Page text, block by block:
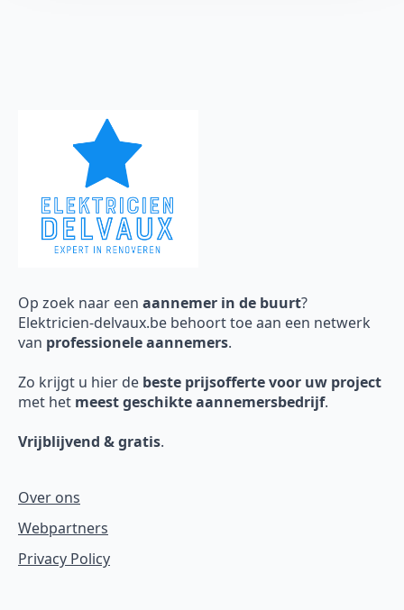
Op zoek naar een aannemer in de buurt?
Elektricien-delvaux.be behoort toe aan een netwerk
van professionele aannemers.
Zo krijgt u hier de beste prijsofferte voor uw project
met het meest geschikte aannemersbedrijf.
Vrijblijvend & gratis.
Over ons
Webpartners
Privacy Policy